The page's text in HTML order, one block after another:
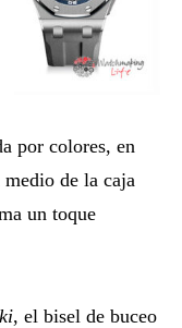
por colores, en
de la caja
un toque
, el bisel de buceo